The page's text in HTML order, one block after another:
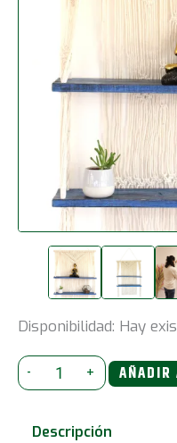
Disponibilidad: Hay
-
Estantes
Colgantes
+ AÑADIR
Descripción